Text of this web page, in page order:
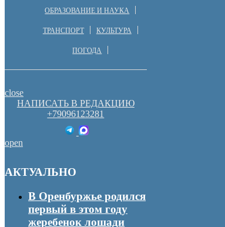
ОБРАЗОВАНИЕ И НАУКА
ТРАНСПОРТ КУЛЬТУРА
ПОГОДА
close
НАПИСАТЬ В РЕДАКЦИЮ
+79096123281
open
АКТУАЛЬНО
В Оренбуржье родился
первый в этом году
жеребенок лошади